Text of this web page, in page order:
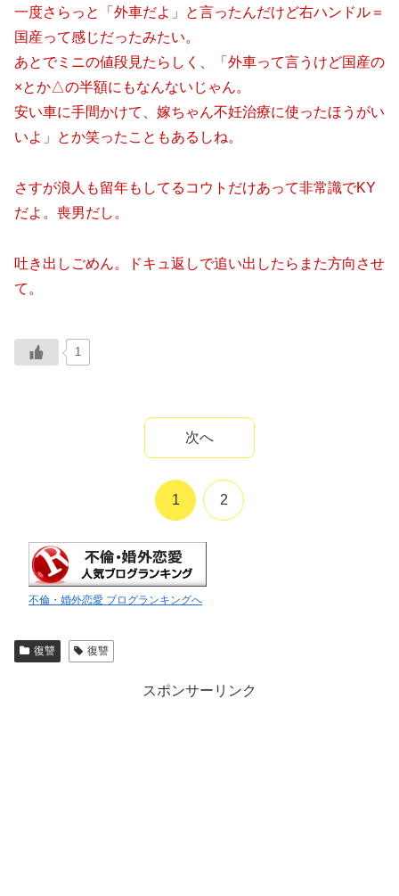
一度さらっと「外車だよ」と言ったんだけど右ハンドル＝
国産って感じだったみたい。
あとでミニの値段見たらしく、「外車って言うけど国産の
×とか△の半額にもなんないじゃん。
安い車に手間かけて、嫁ちゃん不妊治療に使ったほうがい
いよ」とか笑ったこともあるしね。
さすが浪人も留年もしてるコウトだけあって非常識でKY
だよ。喪男だし。
吐き出しごめん。ドキュ返しで追い出したらまた方向させ
て。
1
次へ
1 2
不倫・婚外恋愛 ブログランキングへ
復讐 復讐
スポンサーリンク